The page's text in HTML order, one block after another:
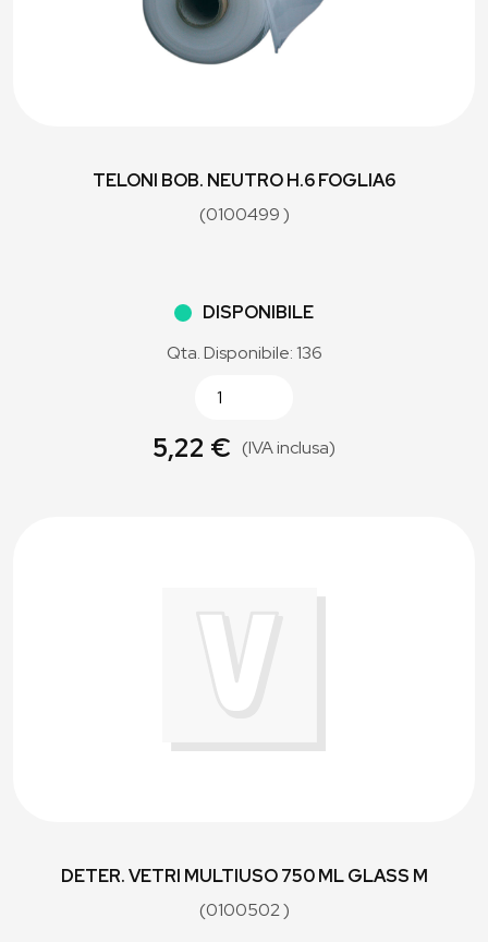
TELONI BOB. NEUTRO H.6 FOGLIA6
(0100499 )
DISPONIBILE
Qta. Disponibile: 136
5,22 € (IVA inclusa)
DETER. VETRI MULTIUSO 750 ML GLASS M
(0100502 )